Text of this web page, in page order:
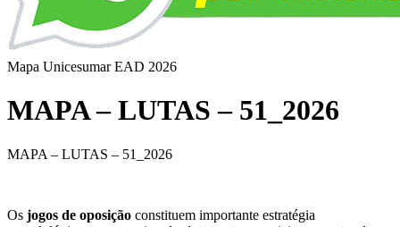
Mapa Unicesumar EAD 2026
MAPA – LUTAS – 51_2026
MAPA – LUTAS – 51_2026
Os jogos de oposição constituem importante estratégia